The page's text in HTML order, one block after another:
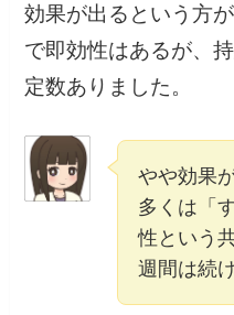
効果が出るという方
で即効性はあるが、
定数ありました。
やや効果
多くは「
性という
週間は続